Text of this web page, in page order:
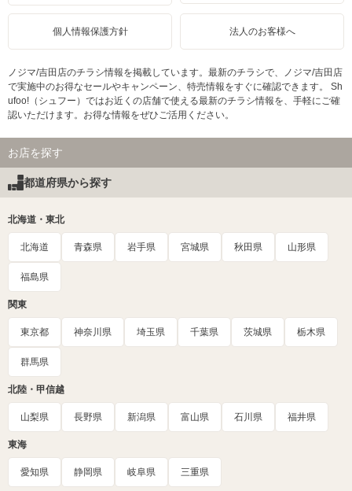
個人情報保護方針 法人のお客様へ
ノジマ/吉田店のチラシ情報を掲載しています。最新のチラシで、ノジマ/吉田店
で実施中のお得なセールやキャンペーン、特売情報をすぐに確認できます。 Sh
ufoo!（シュフー）ではお近くの店舗で使える最新のチラシ情報を、手軽にご確
認いただけます。お得な情報をぜひご活用ください。
お店を探す
都道府県から探す
北海道・東北
北海道 青森県 岩手県 宮城県 秋田県 山形県
福島県
関東
東京都 神奈川県 埼玉県 千葉県 茨城県 栃木県
群馬県
北陸・甲信越
山梨県 長野県 新潟県 富山県 石川県 福井県
東海
愛知県 静岡県 岐阜県 三重県